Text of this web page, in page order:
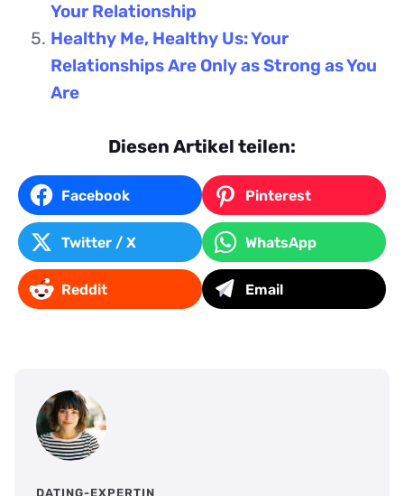
Your Relationship
Healthy Me, Healthy Us: Your
Relationships Are Only as Strong as You
Are
Diesen Artikel teilen:
Facebook Pinterest
Twitter / X WhatsApp
Reddit Email
DATING-EXPERTIN